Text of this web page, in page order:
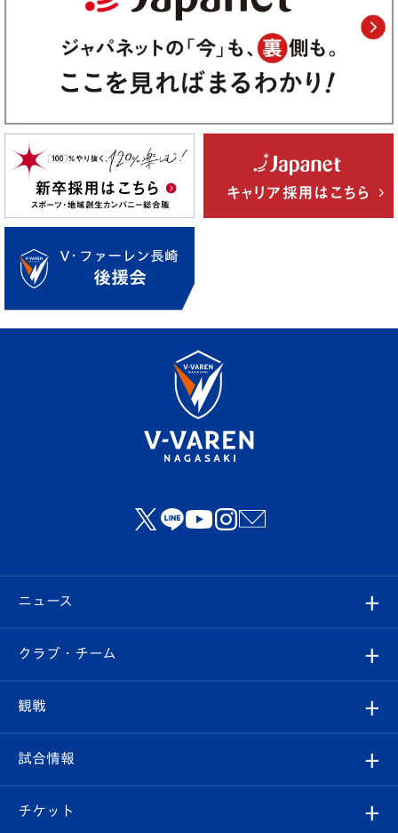
ニュース
すべて
クラブ
試合情報
クラブ・チーム
クラブ概要
観戦
観戦ルール
試合情報
試合日程/結果
チケット